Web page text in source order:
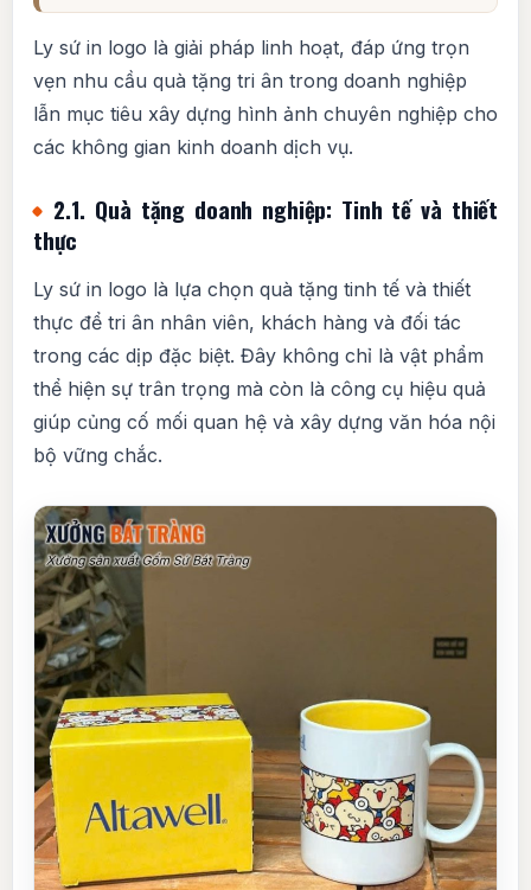
Ly sứ in logo là giải pháp linh hoạt, đáp ứng trọn
vẹn nhu cầu quà tặng tri ân trong doanh nghiệp
lẫn mục tiêu xây dựng hình ảnh chuyên nghiệp cho
các không gian kinh doanh dịch vụ.
2.1. Quà tặng doanh nghiệp: Tinh tế và thiết
thực
Ly sứ in logo là lựa chọn quà tặng tinh tế và thiết
thực để tri ân nhân viên, khách hàng và đối tác
trong các dịp đặc biệt. Đây không chỉ là vật phẩm
thể hiện sự trân trọng mà còn là công cụ hiệu quả
giúp củng cố mối quan hệ và xây dựng văn hóa nội
bộ vững chắc.